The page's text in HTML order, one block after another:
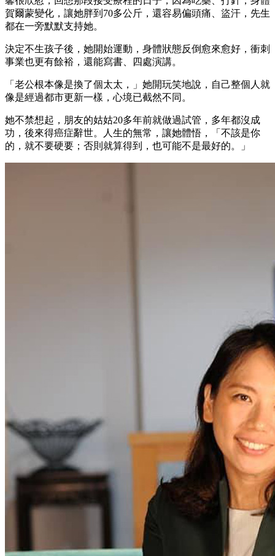
賀爾蒙變化，讓她胖到70多公斤，還容易偏頭痛、盜汗，先生
都在一旁默默支持她。
決定不生孩子後，她開始運動，身體狀態反倒愈來愈好，衝刺
事業也更有餘裕，還能寫書、四處演講。
「老公根本像是換了個太太，」她開玩笑地說，自己整個人就
像是經過都市更新一樣，心境已截然不同。
她不禁想起，朋友的姑姑20多年前就做過試管，多年都沒成
功，後來得癌症辭世。人生的無常，讓她體悟，「不該是你
的，就不要硬要；否則就算得到，也可能不是最好的。」